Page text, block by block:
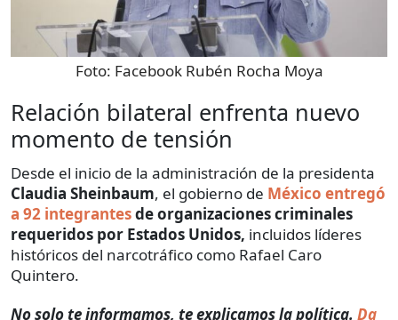
Foto: Facebook Rubén Rocha Moya
Relación bilateral enfrenta nuevo
momento de tensión
Desde el inicio de la administración de la presidenta
Claudia Sheinbaum, el gobierno de México entregó
a 92 integrantesde organizaciones criminales
requeridos por Estados Unidos, incluidos líderes
históricos del narcotráfico como Rafael Caro
Quintero.
No solo te informamos, te explicamos la política. Da